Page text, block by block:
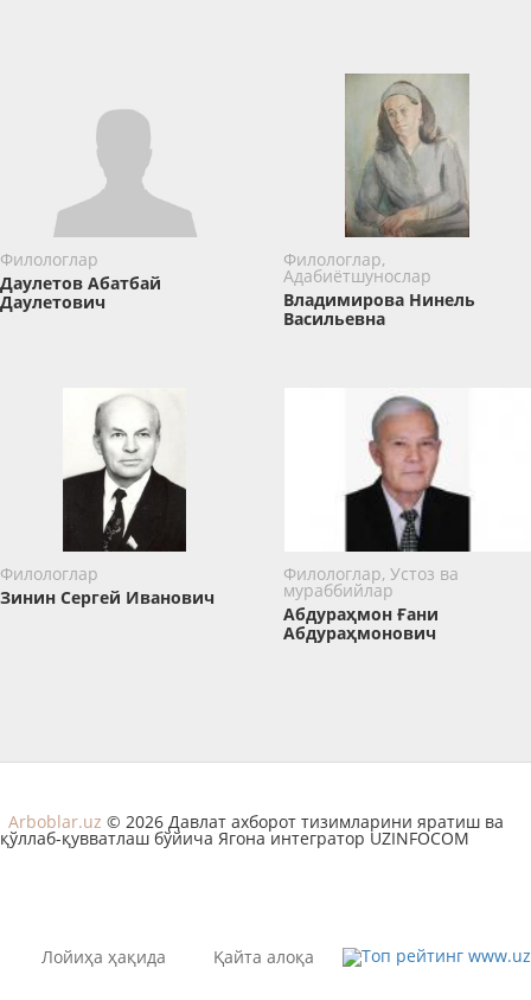
Филологлар
Даулетов Абатбай
Даулетович
Филологлар,
Адабиётшунослар
Владимирова Нинель
Васильевна
Филологлар
Зинин ​Сергей Иванович
Филологлар, Устоз ва
мураббийлар
Абдураҳмон Ғани
Абдураҳмонович
Arboblar.uz © 2026 Давлат ахборот тизимларини яратиш ва
қўллаб-қувватлаш бўйича Ягона интегратор UZINFOCOM
Лойиҳа ҳақида Қайта алоқа